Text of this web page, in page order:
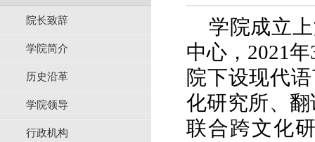
院长致辞
学院简介
历史沿革
学院领导
行政机构
学院成立
中心， 2021
院下设现代
化研究所、 翻
联合跨文化